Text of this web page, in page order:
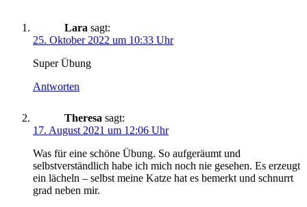
Lara sagt:
25. Oktober 2022 um 10:33 Uhr
Super Übung
Antworten
Theresa sagt:
17. August 2021 um 12:06 Uhr
Was für eine schöne Übung. So aufgeräumt und
selbstverständlich habe ich mich noch nie gesehen. Es erzeugt
ein lächeln – selbst meine Katze hat es bemerkt und schnurrt
grad neben mir.